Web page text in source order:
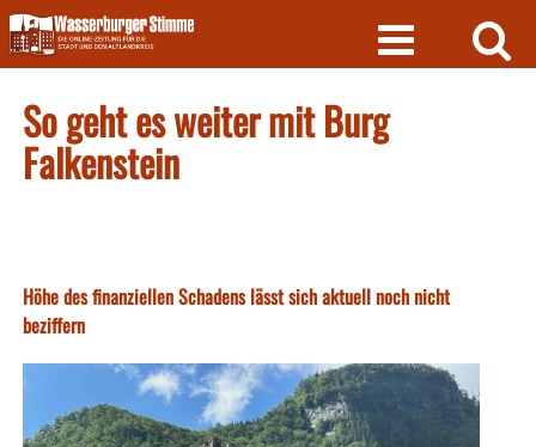
Skip
to
content
So geht es weiter mit Burg
Falkenstein
Höhe des finanziellen Schadens lässt sich aktuell noch nicht
beziffern